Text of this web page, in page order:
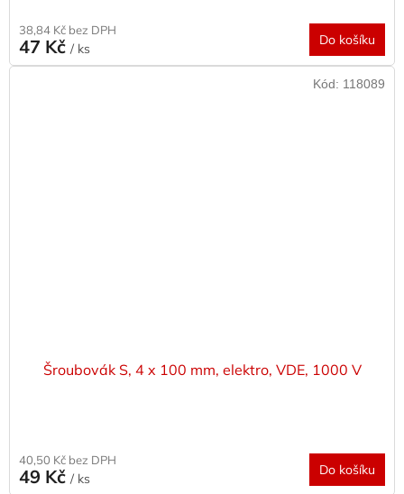
38,84 Kč bez DPH
47 Kč / ks
Do košíku
Šroubovák S, 4 x 100 mm, elektro, VDE, 1000 V
40,50 Kč bez DPH
49 Kč / ks
Do košíku
Kód: 118089